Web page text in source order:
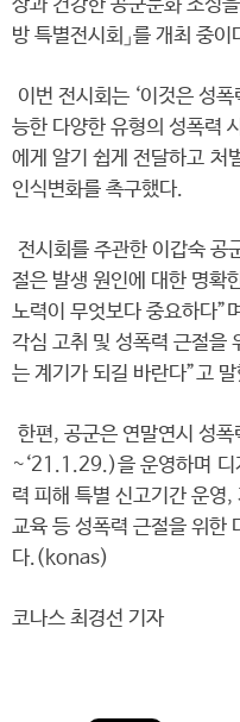
상과 건강한 공군문화 조성
방 특별전시회」를 개최 중이
이번 전시회는 ‘이것은 성
능한 다양한 유형의 성폭력
에게 알기 쉽게 전달하고 처
인식변화를 촉구했다.
전시회를 주관한 이갑숙 공
절은 발생 원인에 대한 명확
노력이 무엇보다 중요하다”
각심 고취 및 성폭력 근절을
는 계기가 되길 바란다”고
한편, 공군은 연말연시 성
~‘21.1.29.)을 운영하며 디
력 피해 특별 신고기간 운영
교육 등 성폭력 근절을 위한
다.(konas)
코나스 최경선 기자